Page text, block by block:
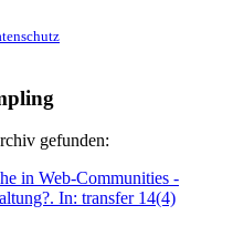
gefunden:
in Web-Communities -
In: transfer 14(4)